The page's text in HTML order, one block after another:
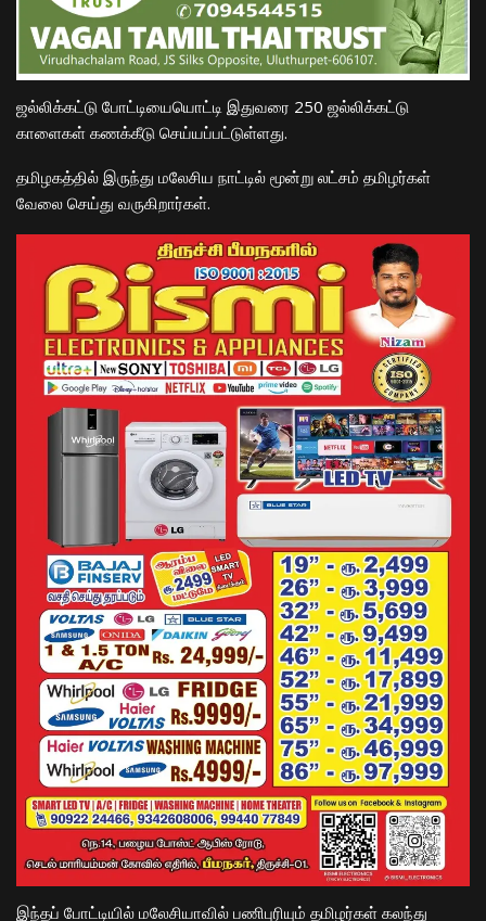
ஜல்லிக்கட்டு போட்டியையொட்டி இதுவரை 250 ஜல்லிக்கட்டு
காளைகள் கணக்கீடு செய்யப்பட்டுள்ளது.
தமிழகத்தில் இருந்து மலேசிய நாட்டில் மூன்று லட்சம் தமிழர்கள்
வேலை செய்து வருகிறார்கள்.
இந்தப் போட்டியில் மலேசியாவில் பணிபுரியும் தமிழர்கள் கலந்து